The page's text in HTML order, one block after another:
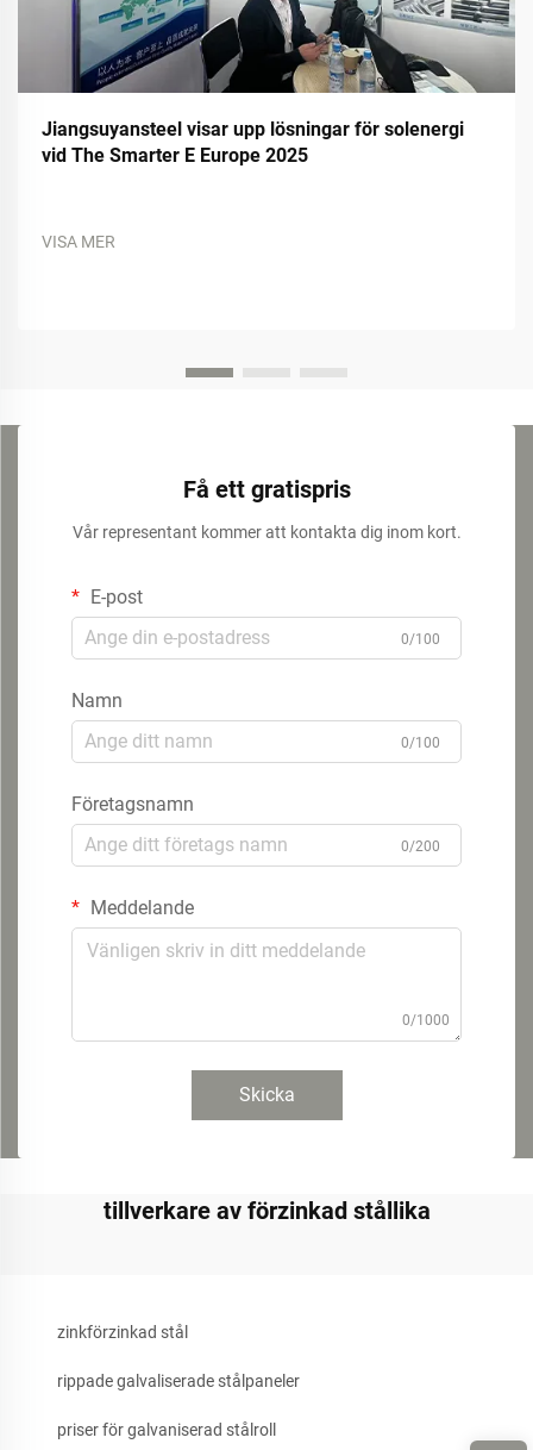
Jiangsuyansteel visar upp lösningar för solenergi
vid The Smarter E Europe 2025
VISA MER
Få ett gratispris
Vår representant kommer att kontakta dig inom kort.
E-post
0/100
Namn
0/100
Företagsnamn
0/200
Meddelande
0/1000
Skicka
tillverkare av förzinkad stållika
zinkförzinkad stål
rippade galvaliserade stålpaneler
priser för galvaniserad stålroll